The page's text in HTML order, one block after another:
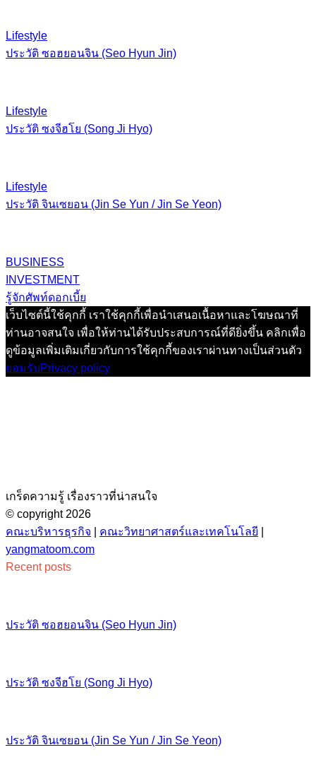
Lifestyle
ประวัติ ซอฮยอนจิน (Seo Hyun Jin)
Lifestyle
ประวัติ ซงจีฮโย (Song Ji Hyo)
Lifestyle
ประวัติ จินเซยอน (Jin Se Yun / Jin Se Yeon)
BUSINESS
INVESTMENT
รู้จักศัพท์ดอกเบี้ย
เว็บไซต์นี้ใช้คุกกี้ เราใช้คุกกี้เพื่อนำเสนอเนื้อหาและโฆษณาที่
ท่านอาจสนใจ เพื่อให้ท่านได้รับประสบการณ์ที่ดียิ่งขึ้น คลิกเพื่อ
ดูข้อมูลเพิ่มเติมเกี่ยวกับการใช้คุกกี้ของเราผ่านทางเป็นส่วนตัว
ยอมรับPrivacy policy
เกร็ดความรู้ เรื่องราวที่น่าสนใจ
© copyright 2026
คณะบริหารธุรกิจ
คณะวิทยาศาสตร์และเทคโนโลยี
yangmatoom.com
Recent posts
ประวัติ ซอฮยอนจิน (Seo Hyun Jin)
ประวัติ ซงจีฮโย (Song Ji Hyo)
ประวัติ จินเซยอน (Jin Se Yun / Jin Se Yeon)